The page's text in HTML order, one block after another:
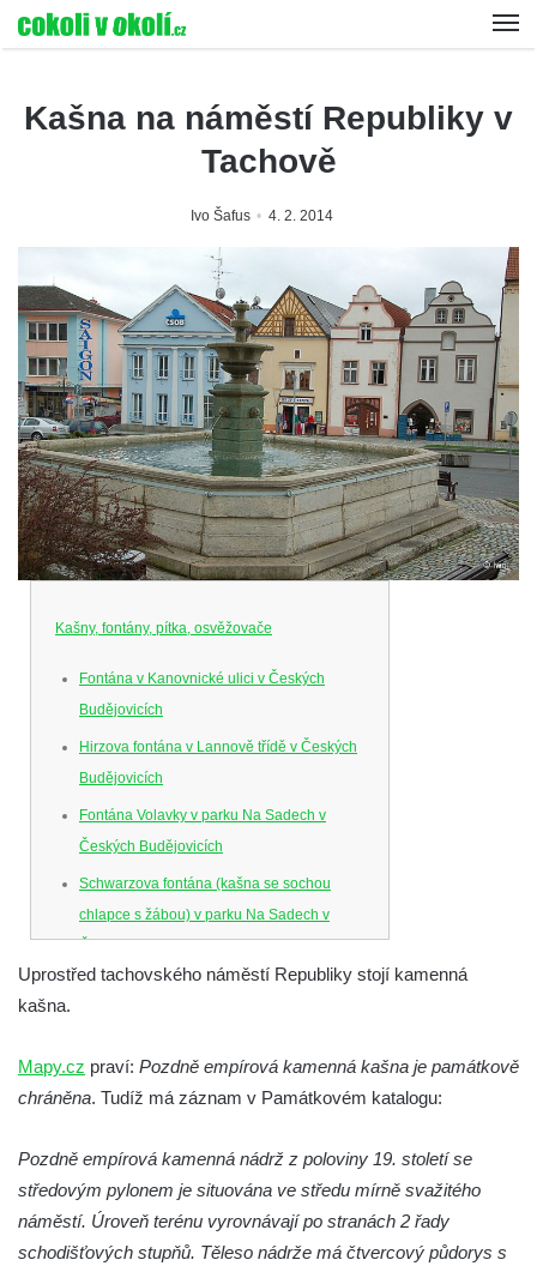
Kašna na náměstí Republiky v
Tachově
Ivo Šafus 4. 2. 2014
Kašny, fontány, pítka, osvěžovače
Fontána v Kanovnické ulici v Českých
Budějovicích
Hirzova fontána v Lannově třídě v Českých
Budějovicích
Fontána Volavky v parku Na Sadech v
Českých Budějovicích
Schwarzova fontána (kašna se sochou
chlapce s žábou) v parku Na Sadech v
Kašna v parku Na Sadech u Pražské třídy v
Velešíně
Kašna na nádvoří za vstupem v ZOO
Leipzig
Kašna se sousoším medvíďat v ZOO
Uprostřed tachovského náměstí Republiky stojí kamenná
kašna.
Mapy.cz praví: Pozdně empírová kamenná kašna je památkově
chráněna. Tudíž má záznam v Památkovém katalogu:
Pozdně empírová kamenná nádrž z poloviny 19. století se
středovým pylonem je situována ve středu mírně svažitého
náměstí. Úroveň terénu vyrovnávají po stranách 2 řady
schodišťových stupňů. Těleso nádrže má čtvercový půdorys s